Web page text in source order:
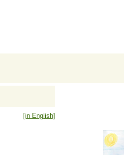
[in English]